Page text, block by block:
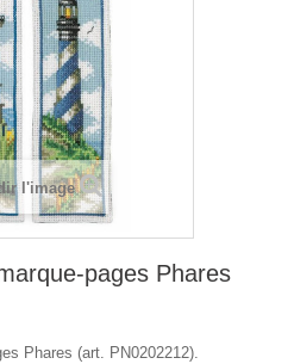
l'image
pages Phares
Phares (art. PN0202212).